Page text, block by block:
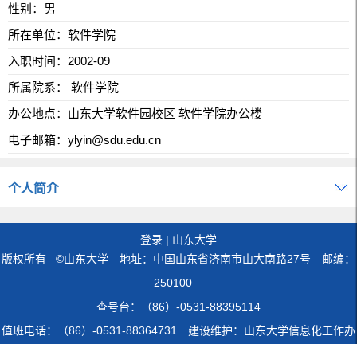
性别：男
所在单位：软件学院
入职时间：2002-09
所属院系： 软件学院
办公地点：山东大学软件园校区 软件学院办公楼
电子邮箱： ylyin@sdu.edu.cn
个人简介
登录 | 山东大学
版权所有 ©山东大学 地址：中国山东省济南市山大南路27号 邮编：
250100
查号台：（86）-0531-88395114
值班电话：（86）-0531-88364731 建设维护：山东大学信息化工作办